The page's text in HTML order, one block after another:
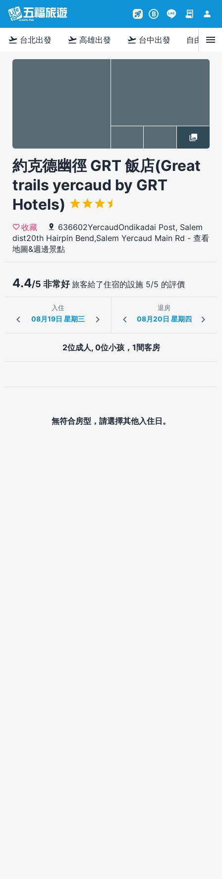
rocket_launch B contract person
flight_takeoff 台北出發 flight_takeoff 高雄出發 flight_takeoff 台中出發 自由行menu
約克德幽徑 GRT 飯店(Great
trails yercaud by GRT
Hotels)
收藏
636602YercaudOndikadai Post, Salem
dist20th Hairpin Bend,Salem Yercaud Main Rd - 查看
地圖&週邊景點
4.4/5 非常好旅客給了住宿的設施 5/5 的評價
入住 退房
2位成人, 0位小孩，1間客房
無符合房型，請選擇其他入住日。